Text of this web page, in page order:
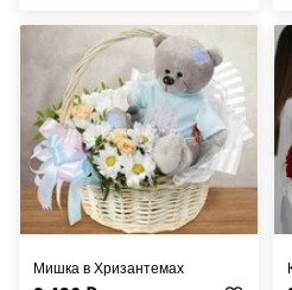
Мишка в Хризантемах